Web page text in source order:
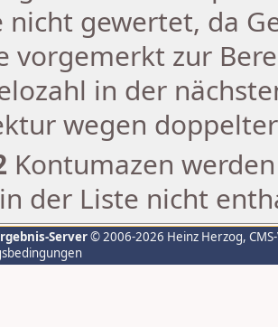
nicht gewertet, da
vorgemerkt zur
in der
wegen
Kontumazen
der Liste nicht
Server© 2006-2026 Heinz Herzog,